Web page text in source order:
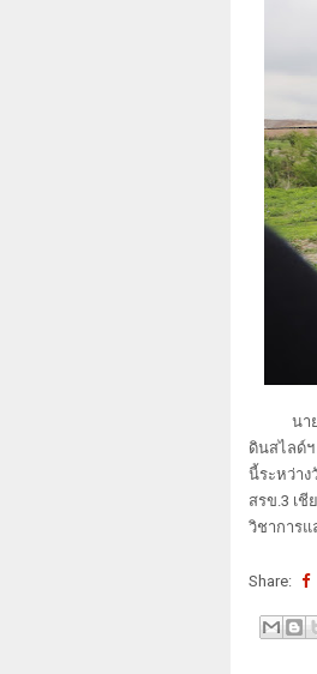
นา
ดินสไลด์
นี้ระหว่า
สรข.3 เ
วิชาการแ
Share: